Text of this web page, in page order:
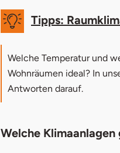
Tipps:
Welche Temperatur und
Wohnräumen ideal? In
Antworten darauf.
Welche Klimaanlagen